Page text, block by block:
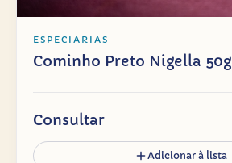
ESPECIARIAS
Cominho Preto Nigella 50g
Consultar
Adicionar à lista